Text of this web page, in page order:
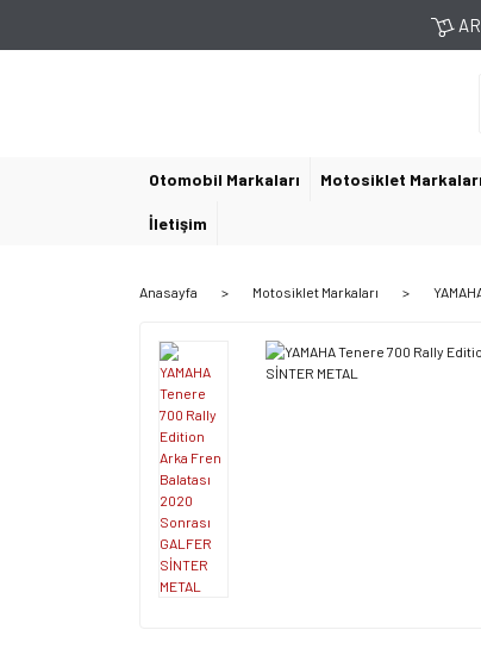
Otomobil Markaları Motosiklet Markaları
İletişim
Anasayfa Motosiklet Markaları